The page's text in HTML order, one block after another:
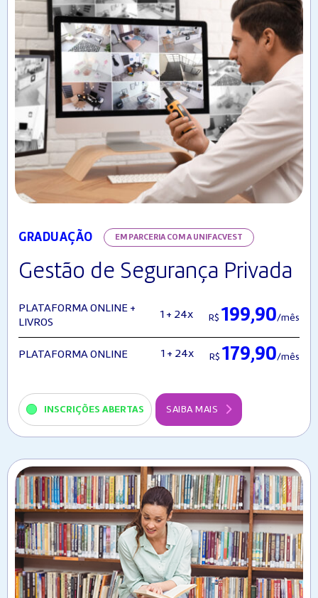
GRADUAÇÃO EM PARCERIA COM A UNIFACVEST
Gestão de Segurança Privada
PLATAFORMA ONLINE +
LIVROS
1 + 24x R$ 199,90/mês
PLATAFORMA ONLINE 1 + 24x R$ 179,90/mês
INSCRIÇÕES ABERTAS SAIBA MAIS